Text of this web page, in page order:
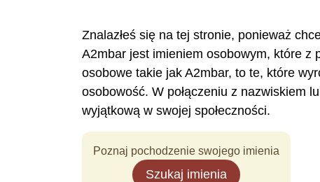
Znalazłeś się na tej stronie, ponieważ
A2mbar jest imieniem osobowym, które z
osobowe takie jak A2mbar, to te, które
osobowość. W połączeniu z nazwiskiem
wyjątkową w swojej społeczności.
Poznaj pochodzenie swojego imienia
Szukaj imienia